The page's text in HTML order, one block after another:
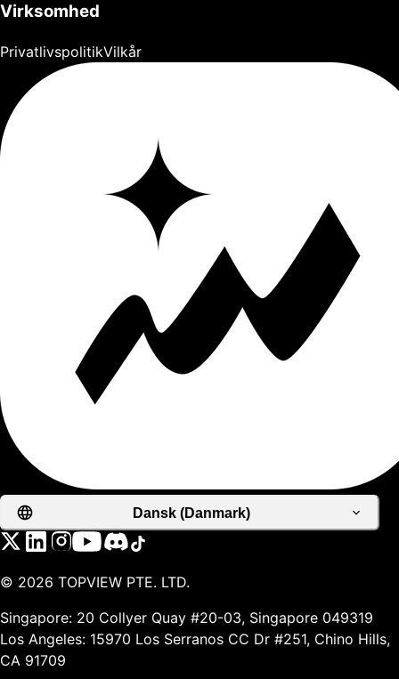
Virksomhed
PrivatlivspolitikVilkår
Dansk (Danmark)
© 2026 TOPVIEW PTE. LTD.
Singapore: 20 Collyer Quay #20-03, Singapore 049319
Los Angeles: 15970 Los Serranos CC Dr #251, Chino Hills,
CA 91709